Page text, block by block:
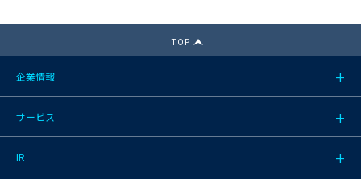
TOP
企業情報
サービス
IR